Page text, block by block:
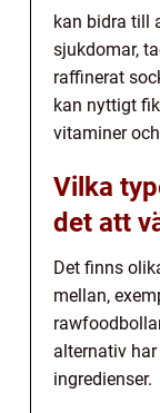
kan bidra till
sjukdomar,
raffinerat
kan nyttigt
vitaminer
Vilka
det att
Det finns
mellan,
alternativ
ingredienser.